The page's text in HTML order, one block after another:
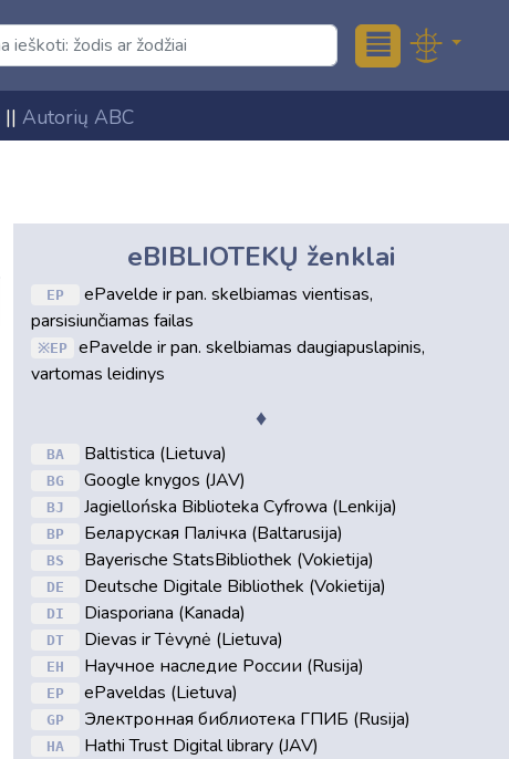
≣
|| Autorių ABC
eBIBLIOTEKŲ ženklai
EP
ePavelde ir pan. skelbiamas vientisas,
parsisiunčiamas failas
EP
ePavelde ir pan. skelbiamas daugiapuslapinis,
vartomas leidinys
♦
BA Baltistica (Lietuva)
BG Google knygos (JAV)
BJ Jagiellońska Biblioteka Cyfrowa (Lenkija)
BP Беларуская Палічка (Baltarusija)
BS Bayerische StatsBibliothek (Vokietija)
DE Deutsche Digitale Bibliothek (Vokietija)
DI Diasporiana (Kanada)
DT Dievas ir Tėvynė (Lietuva)
EH Научное наследие России (Rusija)
EP ePaveldas (Lietuva)
GP Электронная библиотека ГПИБ (Rusija)
HA Hathi Trust Digital library (JAV)